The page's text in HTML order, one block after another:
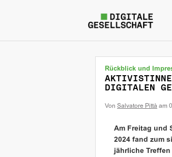
Rückblick und
DIGITALEN
Von Salvatore Pittà am
Am Freitag und
2024 fand zum
jährliche